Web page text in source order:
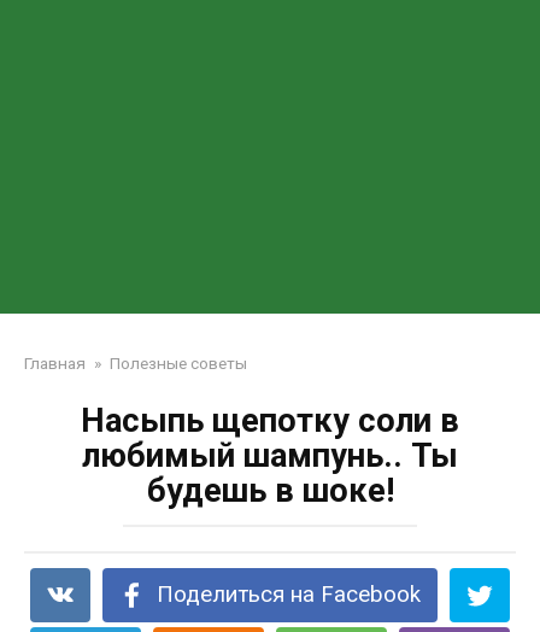
Главная » Полезные советы
Насыпь щепотку соли в
любимый шампунь.. Ты
будешь в шоке!
Поделиться на Facebook